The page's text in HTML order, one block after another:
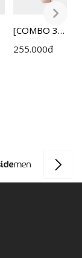
[COMBO 3]
Quần Lót Nữ
255.000đ